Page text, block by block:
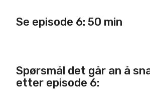
Se episode 6: 50 min
Spørsmål det går an å
etter episode 6: